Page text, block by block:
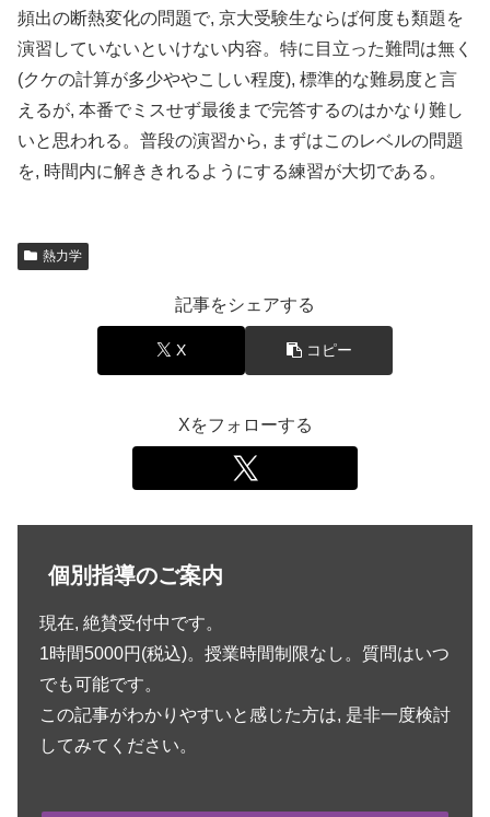
頻出の断熱変化の問題で, 京大受験生ならば何度も類題を
演習していないといけない内容。特に目立った難問は無く
(クケの計算が多少ややこしい程度), 標準的な難易度と言
えるが, 本番でミスせず最後まで完答するのはかなり難し
いと思われる。普段の演習から, まずはこのレベルの問題
を, 時間内に解ききれるようにする練習が大切である。
熱力学
記事をシェアする
X コピー
Xをフォローする
個別指導のご案内
現在, 絶賛受付中です。
1時間5000円(税込)。授業時間制限なし。質問はいつ
でも可能です。
この記事がわかりやすいと感じた方は, 是非一度検討
してみてください。